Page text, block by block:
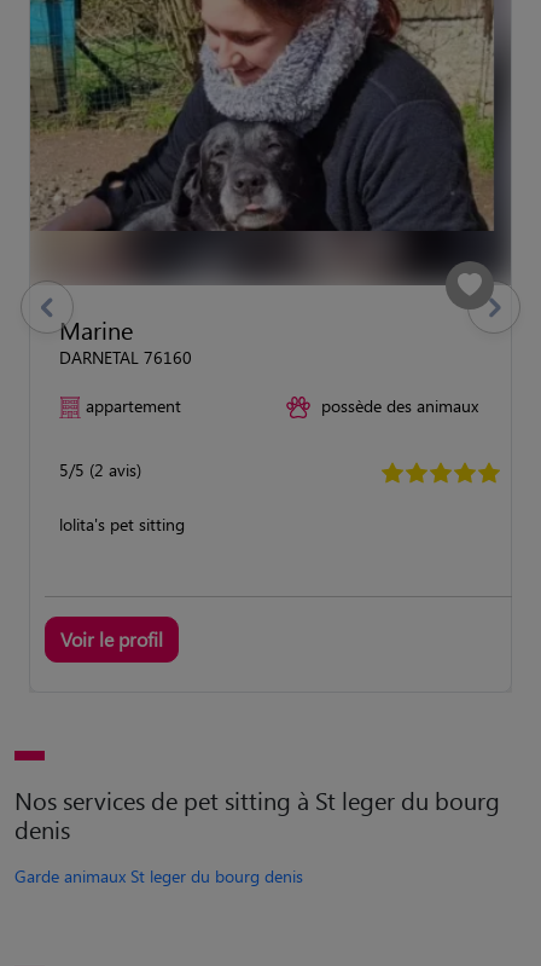
Marine
DARNETAL 76160
appartement possède des animaux
5/5 (2 avis)
lolita's pet sitting
Voir le profil
previous Suivant
Nos services de pet sitting à St leger du bourg
denis
Garde animaux St leger du bourg denis